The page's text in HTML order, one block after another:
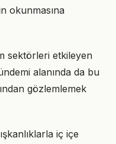
okunmasına
sektörleri etkileyen
alanında da bu
gözlemlemek
iç içe